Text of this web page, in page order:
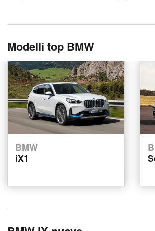
Modelli top BMW
BMW
iX1